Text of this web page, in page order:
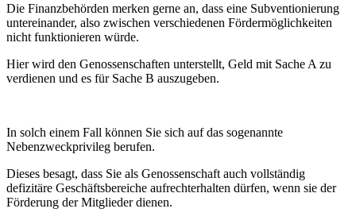
Die Finanzbehörden merken gerne an, dass eine Subventionierung
untereinander, also zwischen verschiedenen Fördermöglichkeiten
nicht funktionieren würde.
Hier wird den Genossenschaften unterstellt, Geld mit Sache A zu
verdienen und es für Sache B auszugeben.
In solch einem Fall können Sie sich auf das sogenannte
Nebenzweckprivileg berufen.
Dieses besagt, dass Sie als Genossenschaft auch vollständig
defizitäre Geschäftsbereiche aufrechterhalten dürfen, wenn sie der
Förderung der Mitglieder dienen.